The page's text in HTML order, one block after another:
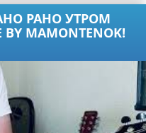
РАНО УТРОМ
MAMONTENOK!